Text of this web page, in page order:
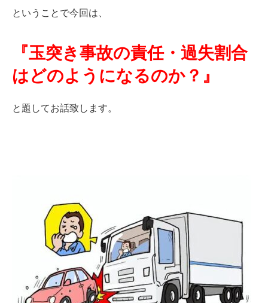
ということで今回は、
『玉突き事故の責任・過失割合
はどのようになるのか？』
と題してお話致します。